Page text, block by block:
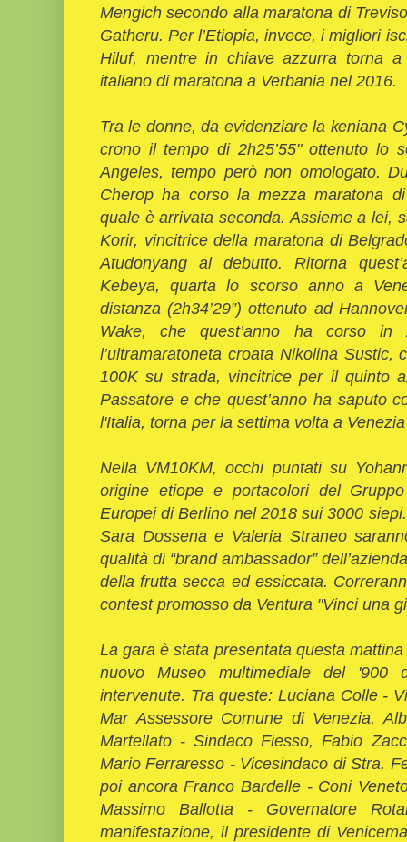
Mengich secondo alla maratona di
Gatheru. Per l’Etiopia, invece, i migliori
Hiluf, mentre in chiave azzurra torna a
italiano di maratona a Verbania nel 2016.
Tra le donne, da evidenziare la keniana
crono il tempo di 2h25’55" ottenuto lo
Angeles, tempo però non omologato.
Cherop ha corso la mezza maratona
quale è arrivata seconda. Assieme a lei,
Korir, vincitrice della maratona di
Atudonyang al debutto. Ritorna
Kebeya, quarta lo scorso anno a
distanza (2h34’29”) ottenuto ad
Wake, che quest’anno ha corso in
l’ultramaratoneta croata Nikolina
100K su strada, vincitrice per il quinto
Passatore e che quest’anno ha saputo
l'Italia, torna per la settima volta a
Nella VM10KM, occhi puntati su
origine etiope e portacolori del
Europei di Berlino nel 2018 sui 3000
Sara Dossena e Valeria Straneo
qualità di “brand ambassador”
della frutta secca ed essiccata.
contest promosso da Ventura "Vinci una
La gara è stata presentata questa
nuovo Museo multimediale del '900
intervenute. Tra queste: Luciana Colle -
Mar Assessore Comune di Venezia,
Martellato - Sindaco Fiesso, Fabio
Mario Ferraresso - Vicesindaco di Stra,
poi ancora Franco Bardelle - Coni
Massimo Ballotta - Governatore
manifestazione, il presidente di